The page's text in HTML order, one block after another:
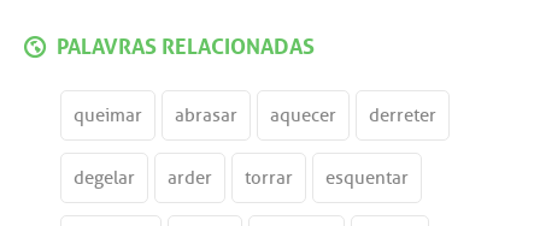
PALAVRAS RELACIONADAS
queimar abrasar aquecer derreter
degelar arder torrar esquentar